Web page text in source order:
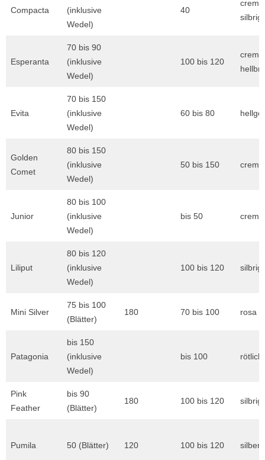
Compacta
(inklusive
Wedel)
40
silbrig
Esperanta
70 bis 90
(inklusive
Wedel)
100 bis 120
Evita
70 bis 150
(inklusive
Wedel)
60 bis 80
Golden
Comet
80 bis 150
(inklusive
Wedel)
50 bis 150
Junior
80 bis 100
(inklusive
Wedel)
bis 50 creme
Liliput
80 bis 120
(inklusive
Wedel)
100 bis 120
Mini Silver
75 bis 100
(Blätter)
180 70 bis 100 rosa
Patagonia
bis 150
(inklusive
Wedel)
bis 100 rötlich
Pink
Feather
bis 90
(Blätter)
180 100 bis 120 silbrig
Pumila 50 (Blätter) 120 100 bis 120 silber/